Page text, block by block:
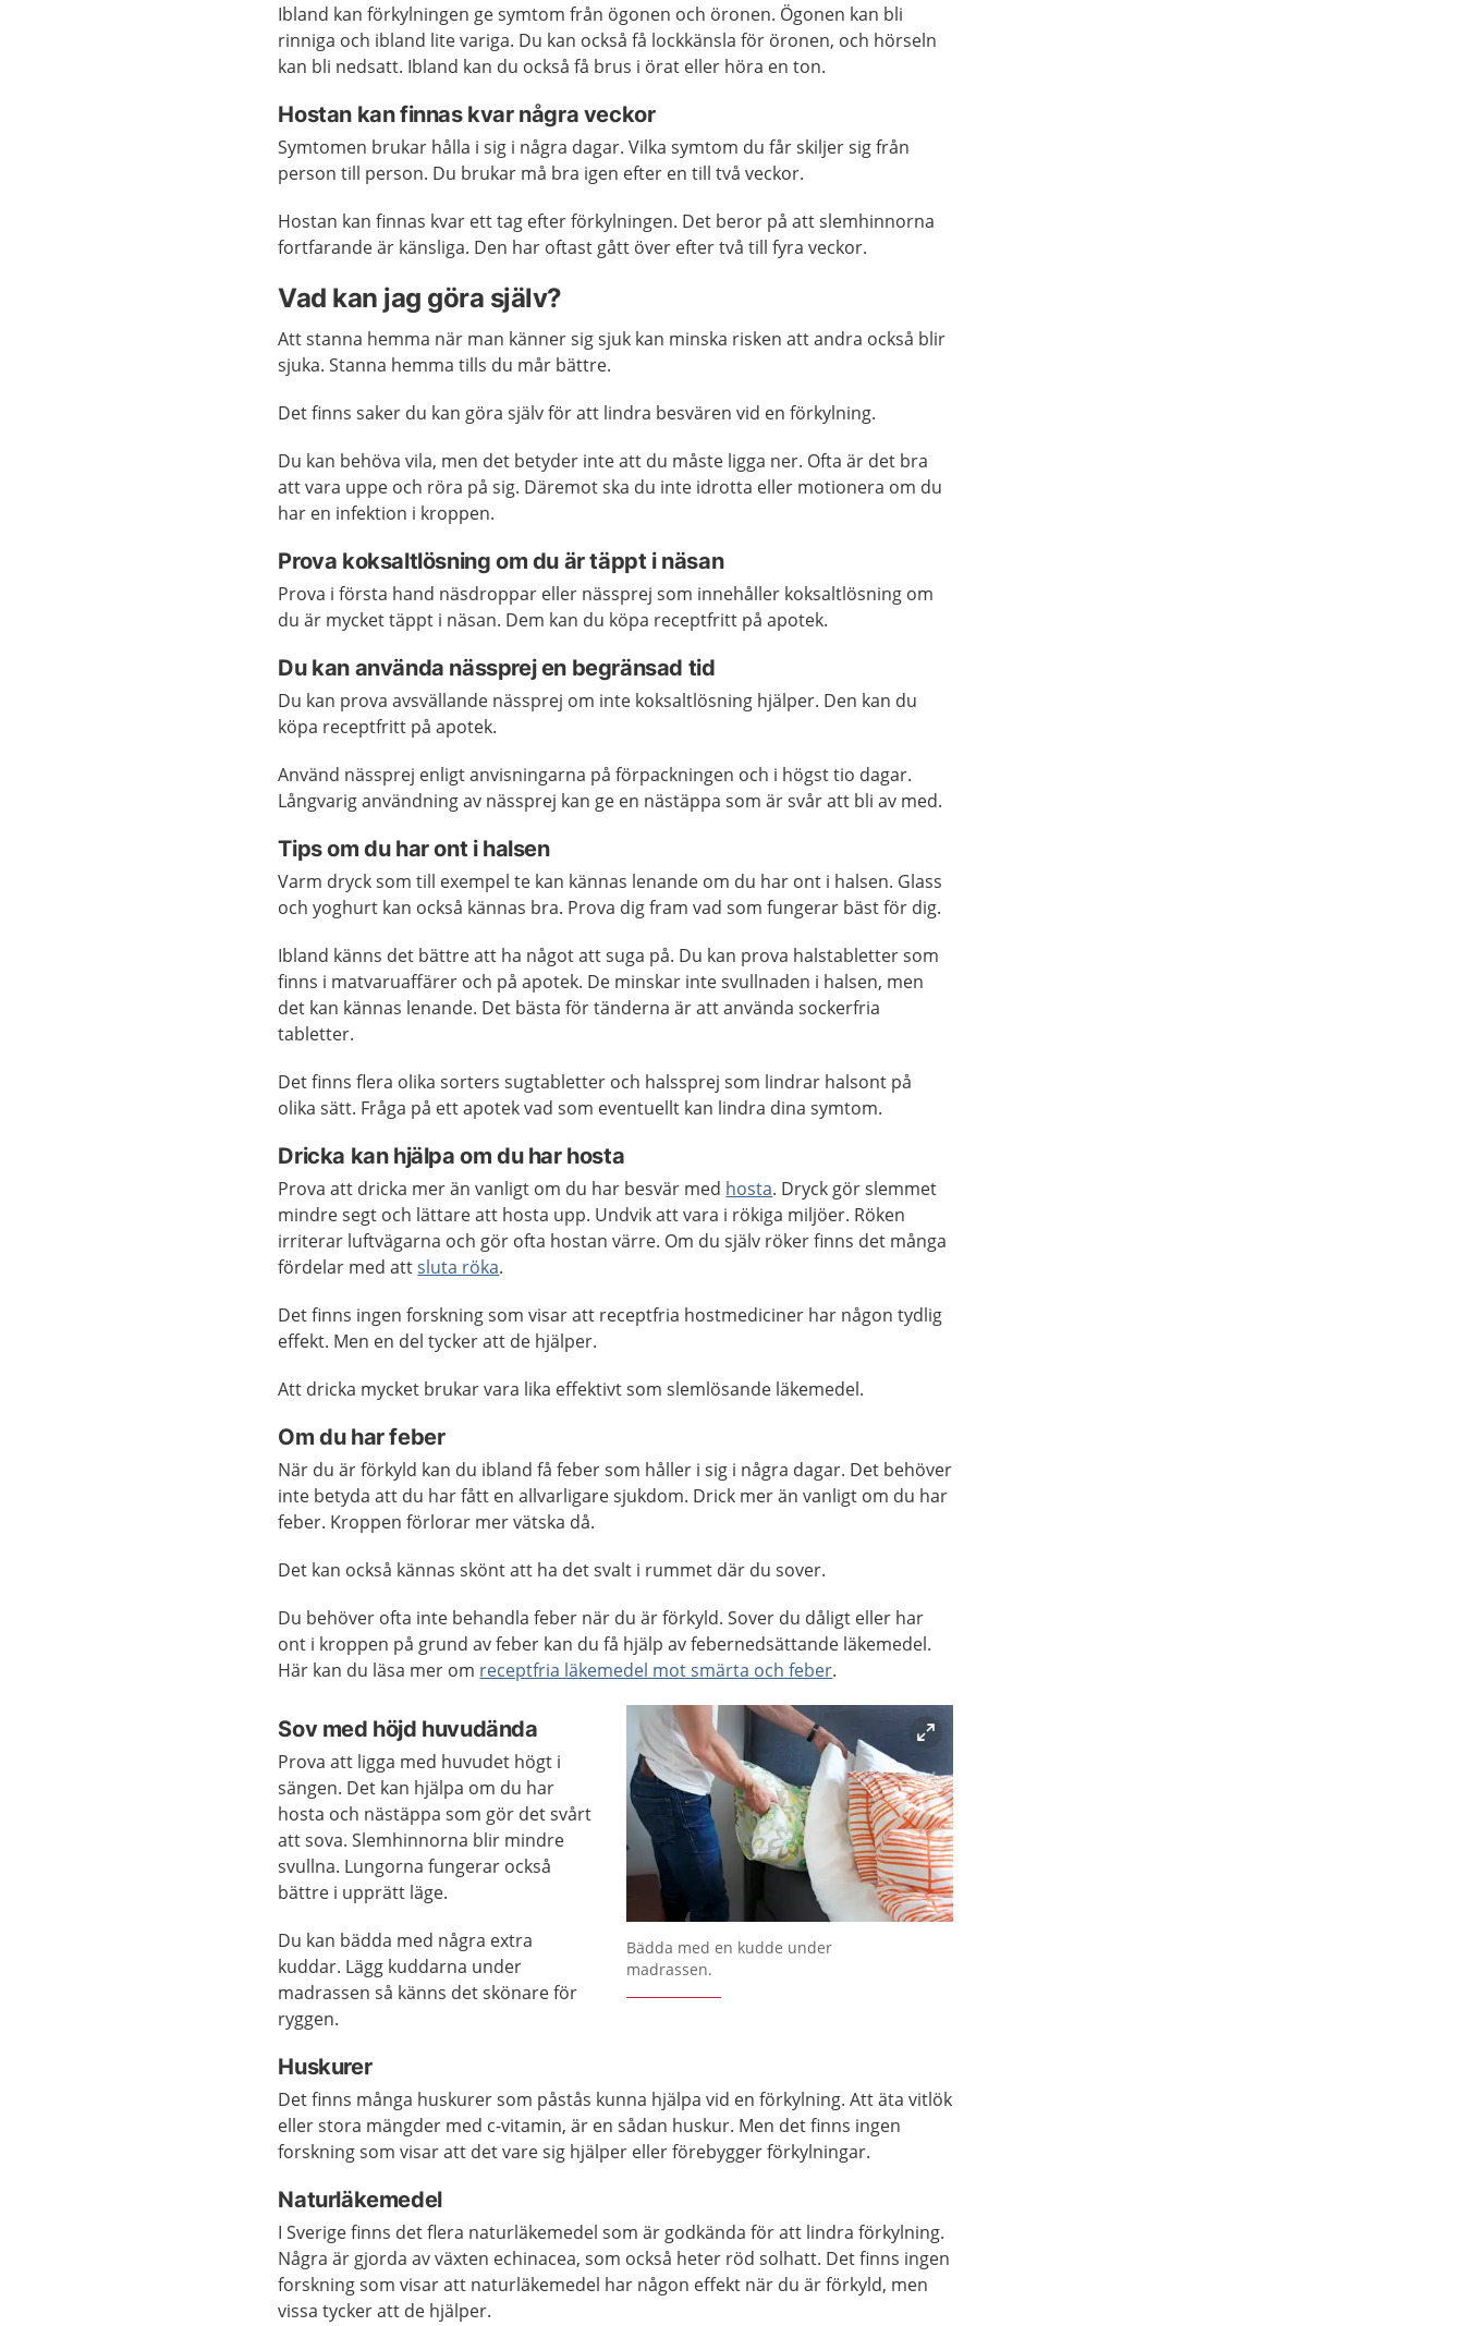
Ibland kan förkylningen ge symtom från ögonen och öronen. Ögonen kan bli
rinniga och ibland lite variga. Du kan också få lockkänsla för öronen, och hörseln
kan bli nedsatt. Ibland kan du också få brus i örat eller höra en ton.
Hostan kan finnas kvar några veckor
Symtomen brukar hålla i sig i några dagar. Vilka symtom du får skiljer sig från
person till person. Du brukar må bra igen efter en till två veckor.
Hostan kan finnas kvar ett tag efter förkylningen. Det beror på att slemhinnorna
fortfarande är känsliga. Den har oftast gått över efter två till fyra veckor.
Vad kan jag göra själv?
Att stanna hemma när man känner sig sjuk kan minska risken att andra också blir
sjuka. Stanna hemma tills du mår bättre.
Det finns saker du kan göra själv för att lindra besvären vid en förkylning.
Du kan behöva vila, men det betyder inte att du måste ligga ner. Ofta är det bra
att vara uppe och röra på sig. Däremot ska du inte idrotta eller motionera om du
har en infektion i kroppen.
Prova koksaltlösning om du är täppt i näsan
Prova i första hand näsdroppar eller nässprej som innehåller koksaltlösning om
du är mycket täppt i näsan. Dem kan du köpa receptfritt på apotek.
Du kan använda nässprej en begränsad tid
Du kan prova avsvällande nässprej om inte koksaltlösning hjälper. Den kan du
köpa receptfritt på apotek.
Använd nässprej enligt anvisningarna på förpackningen och i högst tio dagar.
Långvarig användning av nässprej kan ge en nästäppa som är svår att bli av med.
Tips om du har ont i halsen
Varm dryck som till exempel te kan kännas lenande om du har ont i halsen. Glass
och yoghurt kan också kännas bra. Prova dig fram vad som fungerar bäst för dig.
Ibland känns det bättre att ha något att suga på. Du kan prova halstabletter som
finns i matvaruaffärer och på apotek. De minskar inte svullnaden i halsen, men
det kan kännas lenande. Det bästa för tänderna är att använda sockerfria
tabletter.
Det finns flera olika sorters sugtabletter och halssprej som lindrar halsont på
olika sätt. Fråga på ett apotek vad som eventuellt kan lindra dina symtom.
Dricka kan hjälpa om du har hosta
Prova att dricka mer än vanligt om du har besvär med hosta. Dryck gör slemmet
mindre segt och lättare att hosta upp. Undvik att vara i rökiga miljöer. Röken
irriterar luftvägarna och gör ofta hostan värre. Om du själv röker finns det många
fördelar med attsluta röka.
Det finns ingen forskning som visar att receptfria hostmediciner har någon tydlig
effekt. Men en del tycker att de hjälper.
Att dricka mycket brukar vara lika effektivt som slemlösande läkemedel.
Om du har feber
När du är förkyld kan du ibland få feber som håller i sig i några dagar. Det behöver
inte betyda att du har fått en allvarligare sjukdom. Drick mer än vanligt om du har
feber. Kroppen förlorar mer vätska då.
Det kan också kännas skönt att ha det svalt i rummet där du sover.
Du behöver ofta inte behandla feber när du är förkyld. Sover du dåligt eller har
ont i kroppen på grund av feber kan du få hjälp av febernedsättande läkemedel.
Här kan du läsa mer om receptfria läkemedel mot smärta och feber.
Förstora bilden
Bädda med en kudde under
madrassen.
Sov med höjd huvudända
Prova att ligga med huvudet högt i
sängen. Det kan hjälpa om du har
hosta och nästäppa som gör det svårt
att sova. Slemhinnorna blir mindre
svullna. Lungorna fungerar också
bättre i upprätt läge.
Du kan bädda med några extra
kuddar. Lägg kuddarna under
madrassen så känns det skönare för
ryggen.
Huskurer
Det finns många huskurer som påstås kunna hjälpa vid en förkylning. Att äta vitlök
eller stora mängder med c-vitamin, är en sådan huskur. Men det finns ingen
forskning som visar att det vare sig hjälper eller förebygger förkylningar.
Naturläkemedel
I Sverige finns det flera naturläkemedel som är godkända för att lindra förkylning.
Några är gjorda av växten echinacea, som också heter röd solhatt. Det finns ingen
forskning som visar att naturläkemedel har någon effekt när du är förkyld, men
vissa tycker att de hjälper.